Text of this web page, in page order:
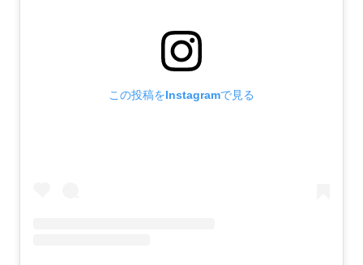
この投稿をInstagramで見る